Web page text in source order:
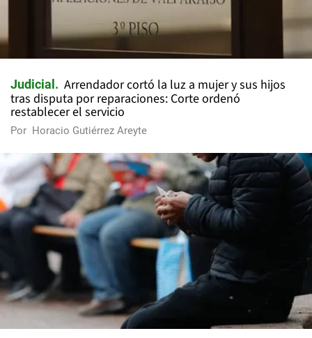
Judicial
Arrendador cortó la luz a mujer y sus hijos
tras disputa por reparaciones: Corte ordenó
restablecer el servicio
Por Horacio Gutiérrez Areyte